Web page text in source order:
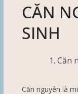
CĂN
SINH
Căn
Căn nguyên là